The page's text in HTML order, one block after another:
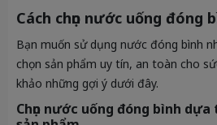
Cách chọn nước uống đóng
Bạn muốn sử dụng nước đóng bình
chọn sản phẩm uy tín, an toàn cho
khảo những gợi ý dưới đây.
Chọn nước uống đóng bình